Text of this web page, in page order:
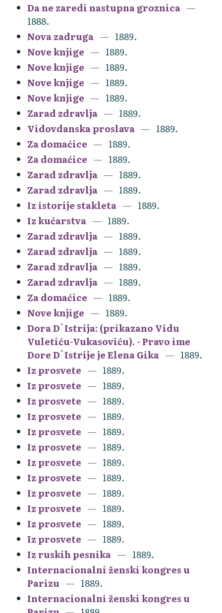
Da ne zaredi nastupna groznica
1888.
Nova zadruga
1889.
Nove knjige
1889.
Nove knjige
1889.
Nove knjige
1889.
Nove knjige
1889.
Zarad zdravlja
1889.
Vidovdanska proslava
1889.
Za domaćice
1889.
Za domaćice
1889.
Zarad zdravlja
1889.
Zarad zdravlja
1889.
Iz istorije stakleta
1889.
Iz kućarstva
1889.
Zarad zdravlja
1889.
Zarad zdravlja
1889.
Zarad zdravlja
1889.
Zarad zdravlja
1889.
Za domaćice
1889.
Nove knjige
1889.
Dora D`Istrija: (prikazano Vidu
Vuletiću-Vukasoviću). - Pravo ime
Dore D`Istrije je Elena Gika
1889.
Iz prosvete
1889.
Iz prosvete
1889.
Iz prosvete
1889.
Iz prosvete
1889.
Iz prosvete
1889.
Iz prosvete
1889.
Iz prosvete
1889.
Iz prosvete
1889.
Iz prosvete
1889.
Iz prosvete
1889.
Iz prosvete
1889.
Iz prosvete
1889.
Iz ruskih pesnika
1889.
Internacionalni ženski kongres u
Parizu
1889.
Internacionalni ženski kongres u